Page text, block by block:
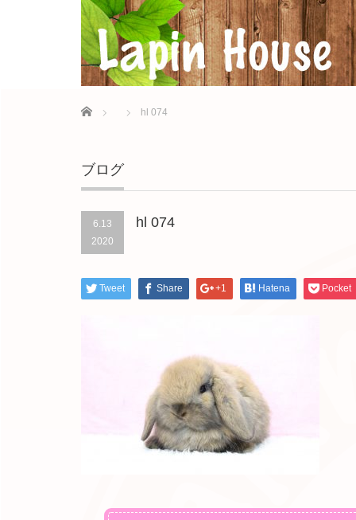
Home hl 074
ブログ
6.13
2020
hl 074
Tweet Share +1 Hatena Pocket